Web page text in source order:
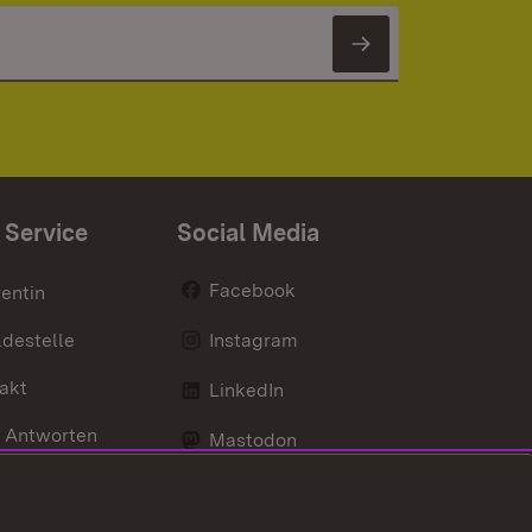
Newsletter
Service
Antworten
Social Media
Facebook
Instagram
LinkedIn
Mastodon